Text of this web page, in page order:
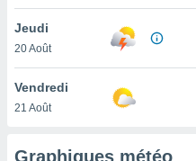
et que
Jeudi
20 Août
Vendredi
21 Août
Graphiques météo